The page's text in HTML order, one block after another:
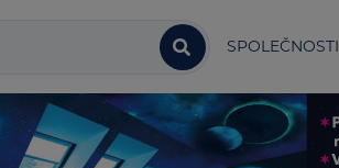
SPOLEČNOSTI